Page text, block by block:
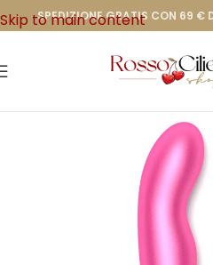
Skip to main content
SPEDIZIONE GRATIS CON 69 €